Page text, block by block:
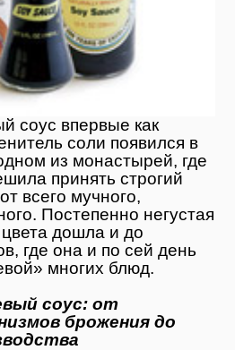
соус впервые как
соли появился в
из монастырей, где
принять строгий
всего мучного,
Постепенно негустая
дошла и до
где она и по сей день
многих блюд.
соус: от
брожения до